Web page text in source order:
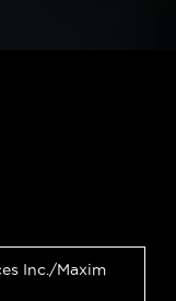
Inc./Maxim